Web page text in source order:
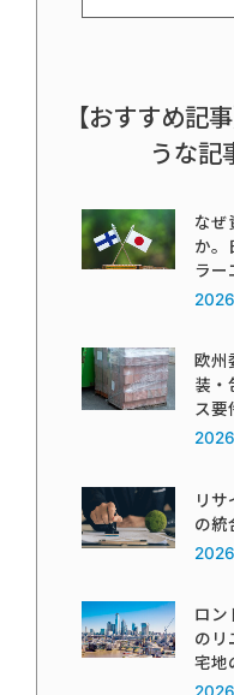
【おすすめ記
うな記
なぜ
か。
ラー
欧州
装・
ス要
リ
の統
ロン
のリ
宅地